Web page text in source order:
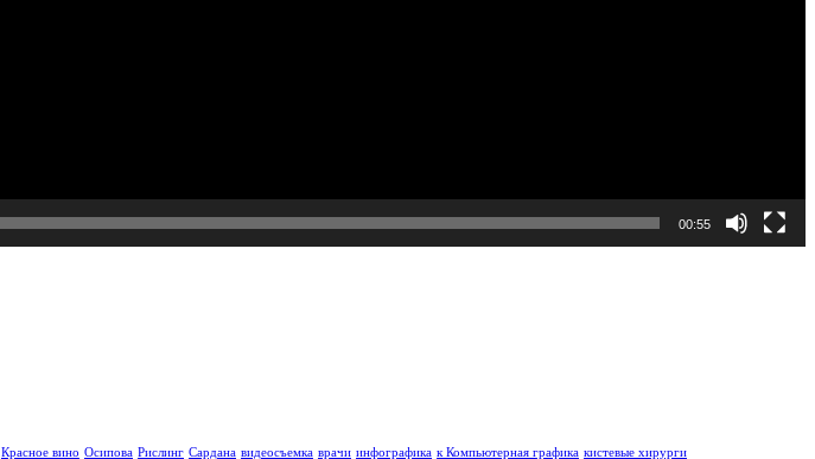
00:55
Красное вино Осипова Рислинг Сардана видеосъемка врачи инфографика к Компьютерная графика кистевые хирурги